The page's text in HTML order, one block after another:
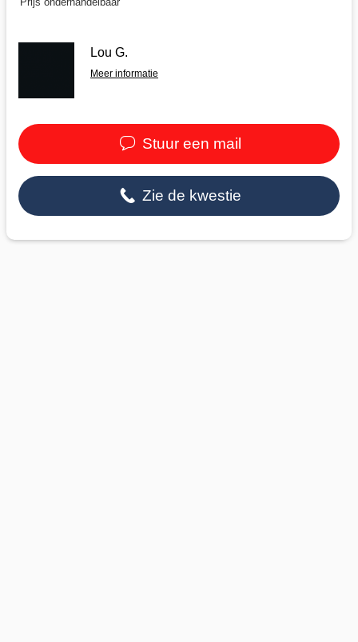
Lou G.
Meer informatie
Stuur een mail
Zie de kwestie